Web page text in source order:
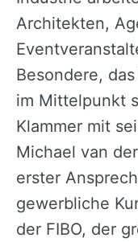
Architekten,
Besondere,
im Mittelpunkt
Klammer mit
Michael van
erster
gewerbliche
der FIBO, der